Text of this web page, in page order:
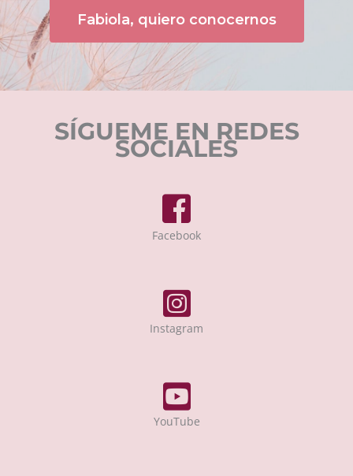
Fabiola, quiero conocernos
SÍGUEME EN REDES
SOCIALES
Facebook
Instagram
YouTube